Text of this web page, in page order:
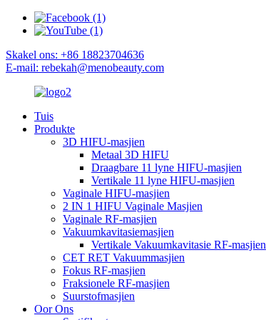
Skakel ons: +86 18823704636
E-mail: rebekah@menobeauty.com
Tuis
Produkte
3D HIFU-masjien
Metaal 3D HIFU
Draagbare 11 lyne HIFU-masjien
Vertikale 11 lyne HIFU-masjien
Vaginale HIFU-masjien
2 IN 1 HIFU Vaginale Masjien
Vaginale RF-masjien
Vakuumkavitasiemasjien
Vertikale Vakuumkavitasie RF-masjien
CET RET Vakuummasjien
Fokus RF-masjien
Fraksionele RF-masjien
Suurstofmasjien
Oor Ons